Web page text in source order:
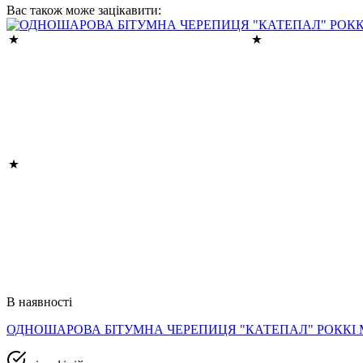
Вас також може зацікавити:
В наявності
ОДНОШАРОВА БІТУМНА ЧЕРЕПИЦЯ "КАТЕПАЛ" РОККІ